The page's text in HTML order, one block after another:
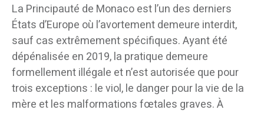
La Principauté de Monaco est l’un des derniers
États d’Europe où l’avortement demeure interdit,
sauf cas extrêmement spécifiques. Ayant été
dépénalisée en 2019, la pratique demeure
formellement illégale et n’est autorisée que pour
trois exceptions : le viol, le danger pour la vie de la
mère et les malformations fœtales graves. À